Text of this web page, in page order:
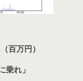
百万円）
乗れ 」